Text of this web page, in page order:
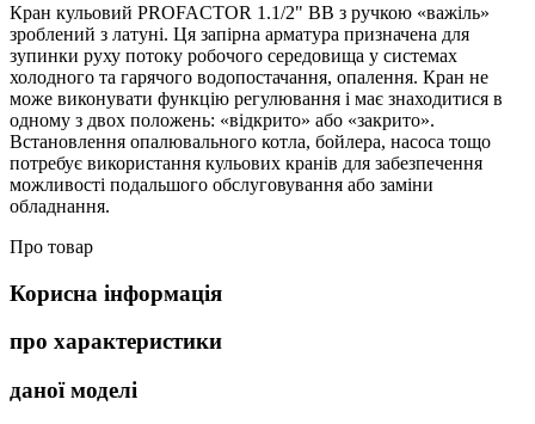
Кран кульовий PROFACTOR 1.1/2" ВВ з ручкою «важіль»
зроблений з латуні. Ця запірна арматура призначена для
зупинки руху потоку робочого середовища у системах
холодного та гарячого водопостачання, опалення. Кран не
може виконувати функцію регулювання і має знаходитися в
одному з двох положень: «відкрито» або «закрито».
Встановлення опалювального котла, бойлера, насоса тощо
потребує використання кульових кранів для забезпечення
можливості подальшого обслуговування або заміни
обладнання.
Про товар
Корисна інформація
про характеристики
даної моделі